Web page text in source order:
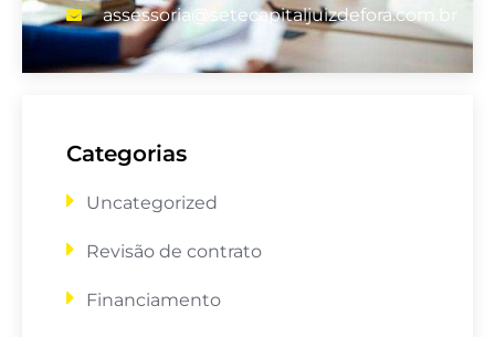
assessoria@setecapitaljuizdefora.com.br
Categorias
Uncategorized
Revisão de contrato
Financiamento